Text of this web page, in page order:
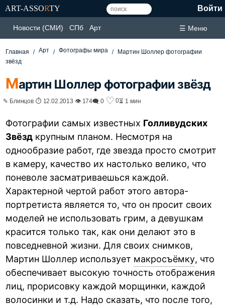
ART-ASSORTY Войти
Новости (СМИ) СПб Арт ☰ Меню
Главная Арт Фотографы мира
Мартин Шоллер фотографии
звёзд
Мартин Шоллер фотографии звёзд
✎ Блинцов ⏱ 12.02.2013 👁 174🗨 0 ♡ 0⏳ 1 мин
Фотографии самых известных Голливудских
Звёзд крупным планом. Несмотря на
однообразие работ, где звезда просто смотрит
в камеру, качество их настолько велико, что
поневоле засматриваешься каждой.
Характерной чертой работ этого автора-
портретиста является то, что он просит своих
моделей не использовать грим, а девушкам
красится только так, как они делают это в
повседневной жизни. Для своих снимков,
Мартин Шоллер использует макросъёмку, что
обеспечивает высокую точность отображения
лиц, прорисовку каждой морщинки, каждой
волосинки и т.д. Надо сказать, что после того,